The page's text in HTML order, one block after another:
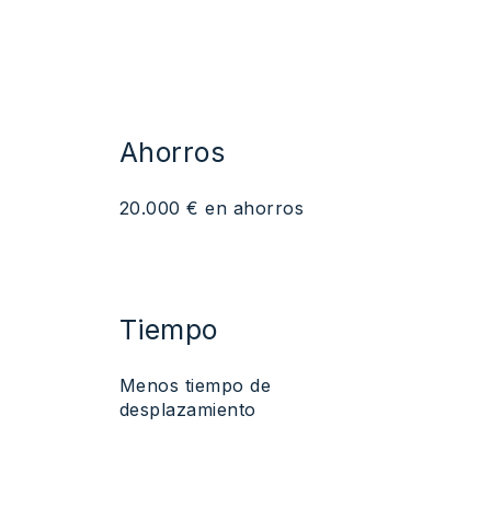
Ahorros
20.000 € en ahorros
Tiempo
Menos tiempo de
desplazamiento